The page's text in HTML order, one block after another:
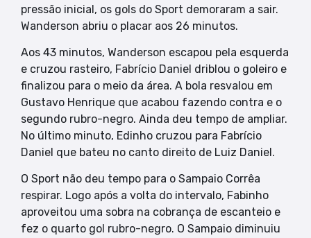
pressão inicial, os gols do Sport demoraram a sair.
Wanderson abriu o placar aos 26 minutos.
Aos 43 minutos, Wanderson escapou pela esquerda
e cruzou rasteiro, Fabrício Daniel driblou o goleiro e
finalizou para o meio da área. A bola resvalou em
Gustavo Henrique que acabou fazendo contra e o
segundo rubro-negro. Ainda deu tempo de ampliar.
No último minuto, Edinho cruzou para Fabrício
Daniel que bateu no canto direito de Luiz Daniel.
O Sport não deu tempo para o Sampaio Corrêa
respirar. Logo após a volta do intervalo, Fabinho
aproveitou uma sobra na cobrança de escanteio e
fez o quarto gol rubro-negro. O Sampaio diminuiu